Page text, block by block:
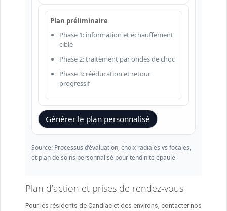
Plan préliminaire
Phase 1: information et échauffement
ciblé
Phase 2: traitement par ondes de choc
Phase 3: rééducation et retour
progressif
Générer le plan personnalisé
Source: Processus d’évaluation, choix radiales vs focales,
et plan de soins personnalisé pour tendinite épaule
Plan d’action et prises de rendez-vous
Pour les résidents de Candiac et des environs, contacter nos